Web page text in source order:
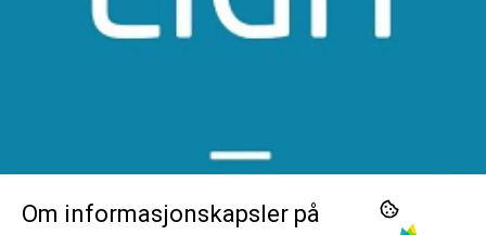
Om informasjonskapsler på